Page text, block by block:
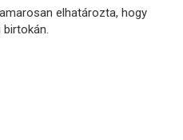
elhatározta, hogy